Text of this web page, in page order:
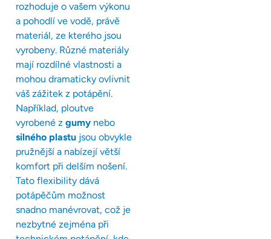
rozhoduje o vašem výkonu
a pohodlí ve vodě, právě
materiál, ze kterého jsou
vyrobeny. Různé materiály
mají rozdílné vlastnosti a
mohou dramaticky ovlivnit
váš zážitek z potápění.
Například, ploutve
vyrobené z gumy nebo
silného plastu jsou obvykle
pružnější a nabízejí větší
komfort při delším nošení.
Tato flexibility dává
potápěčům možnost
snadno manévrovat, což je
nezbytné zejména při